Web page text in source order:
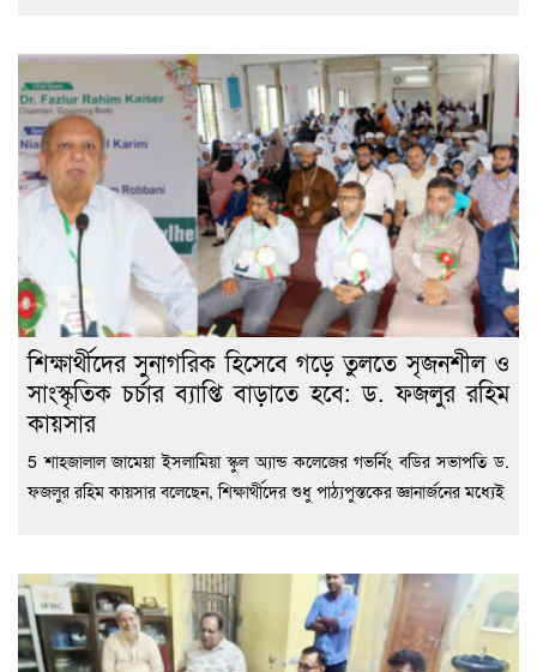
শিক্ষার্থীদের সুনাগরিক হিসেবে গড়ে তুলতে সৃজনশীল ও
সাংস্কৃতিক চর্চার ব্যাপ্তি বাড়াতে হবে: ড. ফজলুর রহিম
কায়সার
5 শাহজালাল জামেয়া ইসলামিয়া স্কুল অ্যান্ড কলেজের গভর্নিং বডির সভাপতি ড.
ফজলুর রহিম কায়সার বলেছেন, শিক্ষার্থীদের শুধু পাঠ্যপুস্তকের জ্ঞানার্জনের মধ্যেই